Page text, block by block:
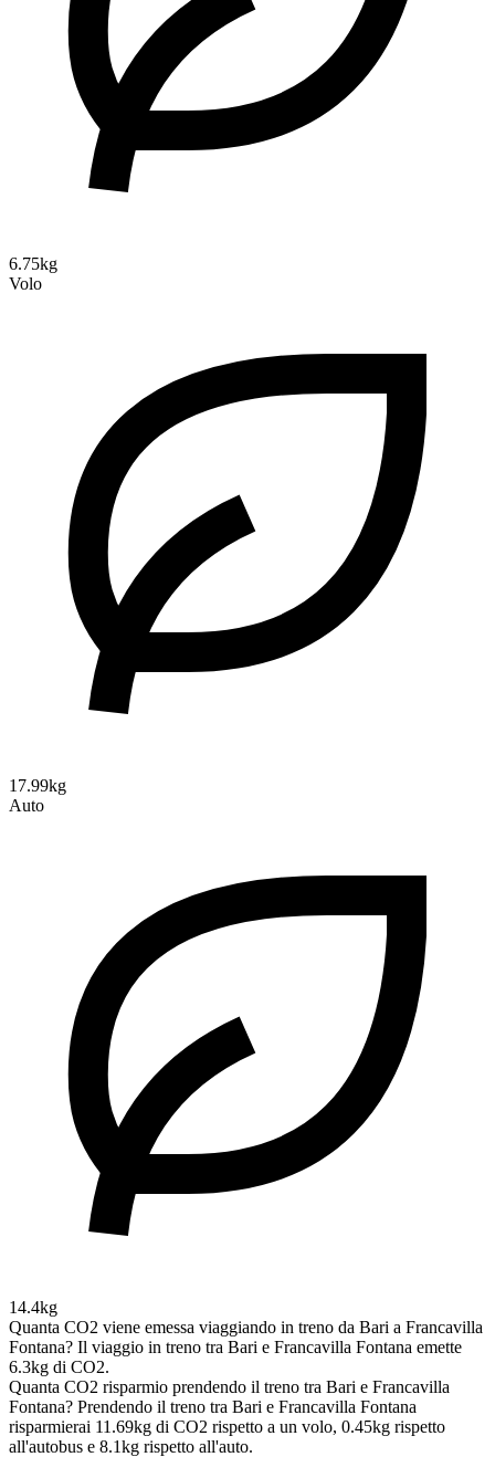
6.75kg
Volo
17.99kg
Auto
14.4kg
Quanta CO2 viene emessa viaggiando in treno da Bari a Francavilla
Fontana? Il viaggio in treno tra Bari e Francavilla Fontana emette
6.3kg di CO2.
Quanta CO2 risparmio prendendo il treno tra Bari e Francavilla
Fontana? Prendendo il treno tra Bari e Francavilla Fontana
risparmierai 11.69kg di CO2 rispetto a un volo, 0.45kg rispetto
all'autobus e 8.1kg rispetto all'auto.